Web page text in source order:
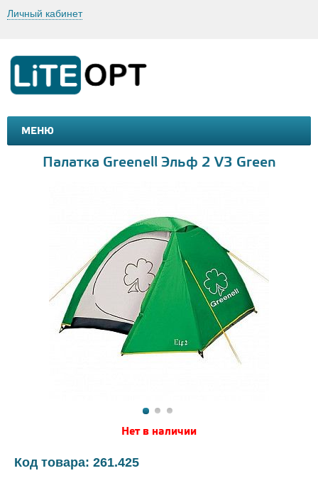
Личный кабинет
МЕНЮ
МАШИНКИ И МОТОЦИКЛЫ
Палатка Greenell Эльф 2 V3 Green
Нет в наличии
Код товара: 261.425